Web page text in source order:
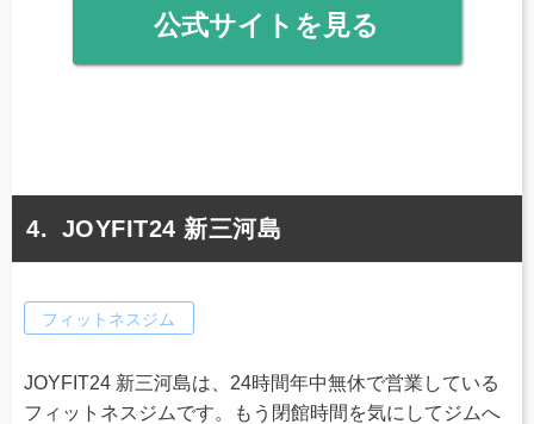
公式サイトを見る
JOYFIT24 新三河島
フィットネスジム
JOYFIT24 新三河島は、24時間年中無休で営業している
フィットネスジムです。もう閉館時間を気にしてジムへ